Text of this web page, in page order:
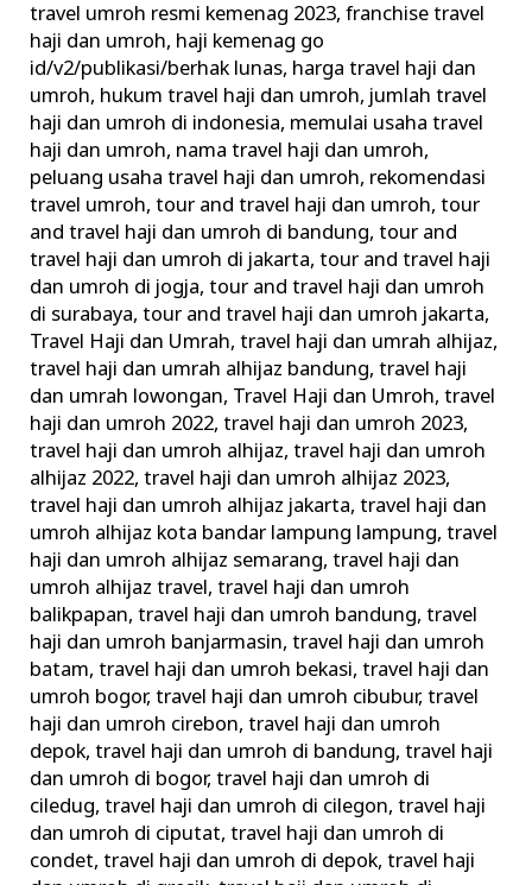
travel umroh resmi kemenag 2023,franchise travel
haji dan umroh, haji kemenag go
id/v2/publikasi/berhak lunas, harga travel haji dan
umroh, hukum travel haji dan umroh, jumlah travel
haji dan umroh di indonesia, memulai usaha travel
haji dan umroh, nama travel haji dan umroh,
peluang usaha travel haji dan umroh, rekomendasi
travel umroh,tour and travel haji dan umroh,tour
and travel haji dan umroh di bandung,tour and
travel haji dan umroh di jakarta,tour and travel haji
dan umroh di jogja,tour and travel haji dan umroh
di surabaya,tour and travel haji dan umroh jakarta,
Travel Haji dan Umrah,travel haji dan umrah alhijaz,
travel haji dan umrah alhijaz bandung,travel haji
dan umrah lowongan, Travel Haji dan Umroh,travel
haji dan umroh 2022,travel haji dan umroh 2023,
travel haji dan umroh alhijaz,travel haji dan umroh
alhijaz 2022,travel haji dan umroh alhijaz 2023,
travel haji dan umroh alhijaz jakarta,travel haji dan
umroh alhijaz kota bandar lampung lampung,travel
haji dan umroh alhijaz semarang,travel haji dan
umroh alhijaz travel,travel haji dan umroh
balikpapan,travel haji dan umroh bandung,travel
haji dan umroh banjarmasin,travel haji dan umroh
batam,travel haji dan umroh bekasi,travel haji dan
umroh bogor,travel haji dan umroh cibubur,travel
haji dan umroh cirebon,travel haji dan umroh
depok,travel haji dan umroh di bandung,travel haji
dan umroh di bogor,travel haji dan umroh di
ciledug,travel haji dan umroh di cilegon,travel haji
dan umroh di ciputat,travel haji dan umroh di
condet,travel haji dan umroh di depok,travel haji